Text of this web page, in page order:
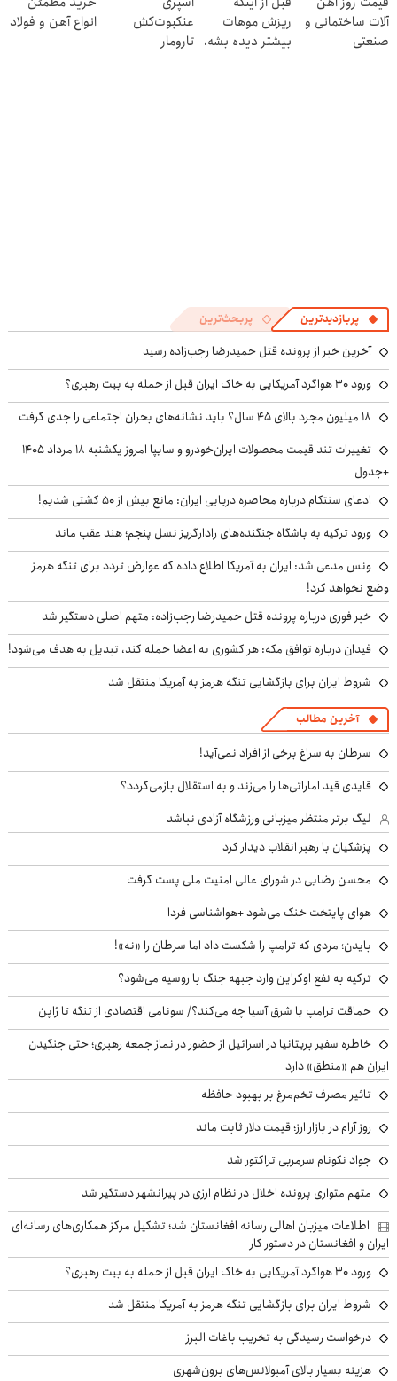
پرسش‌نامه
آلات ساختمانی و
صنعتی
ریزش موهات
بیشتر دیده بشه،
عنکبوت‌‌کش
تارومار
انواع آهن و فولاد
پربازدیدترین پربحث‌ترین
آخرین خبر از پرونده قتل حمیدرضا رجب‌زاده رسید
ورود ۳۰ هواگرد آمریکایی به خاک ایران قبل از حمله به بیت رهبری؟
۱۸ میلیون مجرد بالای ۴۵ سال؟ باید نشانه‌های بحران اجتماعی را جدی گرفت
تغییرات تند قیمت محصولات ایران‌خودرو و سایپا امروز یکشنبه ۱۸ مرداد ۱۴۰۵
+جدول
ادعای سنتکام درباره محاصره دریایی ایران: مانع بیش از ۵۰ کشتی شدیم!
ورود ترکیه به باشگاه جنگنده‌های رادارگریز نسل پنجم؛ هند عقب ماند
ونس مدعی شد: ایران به آمریکا اطلاع داده که عوارض تردد برای تنگه هرمز
وضع نخواهد کرد!
خبر فوری درباره پرونده قتل حمیدرضا رجب‌زاده: متهم اصلی دستگیر شد
فیدان درباره توافق مکه: هر کشوری به اعضا حمله کند، تبدیل به هدف می‌شود!
شروط ایران برای بازگشایی تنگه هرمز به آمریکا منتقل شد
آخرین مطالب
سرطان به سراغ برخی از افراد نمی‌آید!
قایدی قید اماراتی‌ها را می‌زند و به استقلال بازمی‌گردد؟
لیگ برتر منتظر میزبانی ورزشگاه آزادی نباشد
پزشکیان با رهبر انقلاب دیدار کرد
محسن رضایی در شورای عالی امنیت ملی پست گرفت
هوای پایتخت خنک می‌شود +هواشناسی فردا
بایدن؛ مردی که ترامپ را شکست داد اما سرطان را «نه»!
ترکیه به نفع اوکراین وارد جبهه جنگ با روسیه می‌شود؟
حماقت ترامپ با شرق آسیا چه می‌کند؟/ سونامی اقتصادی از تنگه تا ژاپن
خاطره سفیر بریتانیا در اسرائیل از حضور در نماز جمعه رهبری؛ حتی جنگیدن
ایران هم «منطق» دارد
تاثیر مصرف تخم‌مرغ بر بهبود حافظه
روز آرام در بازار ارز؛ قیمت دلار ثابت ماند
جواد نکونام سرمربی تراکتور شد
متهم متواری پرونده اخلال در نظام ارزی در پیرانشهر دستگیر شد
اطلاعات میزبان اهالی رسانه افغانستان شد؛ تشکیل مرکز همکاری‌های رسانه‌ای
ایران و افغانستان در دستور کار
ورود ۳۰ هواگرد آمریکایی به خاک ایران قبل از حمله به بیت رهبری؟
شروط ایران برای بازگشایی تنگه هرمز به آمریکا منتقل شد
درخواست رسیدگی به تخریب باغات البرز
هزینه بسیار بالای آمبولانس‌های برون‌شهری